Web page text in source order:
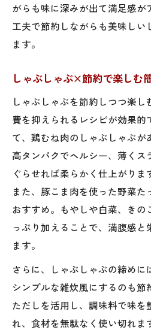
がらも味に深みが出て満足感が
工夫で節約しながらも美味しい
ます。
しゃぶしゃぶ×節約で楽しむ
しゃぶしゃぶを節約しつつ楽
費を抑えられるレシピが効果的
て、鶏むね肉のしゃぶしゃぶが
高タンパクでヘルシー、薄くス
ぐらせれば柔らかく仕上がりま
また、豚こま肉を使った野菜た
おすすめ。もやしや白菜、きの
っぷり加えることで、満腹感と
ます。
さらに、しゃぶしゃぶの締めに
シンプルな雑炊風にするのも節
ただしを活用し、調味料で味を
れ、食材を無駄なく使い切れま